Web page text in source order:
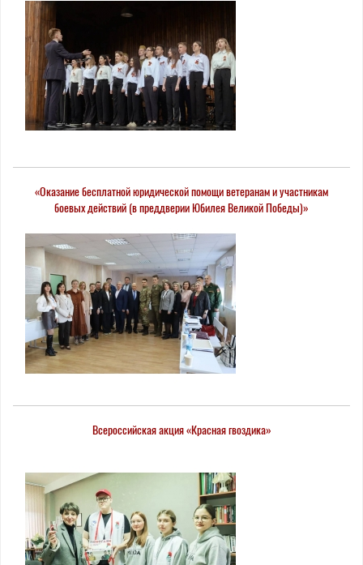
«Оказание бесплатной юридической помощи ветеранам и участникам
боевых действий (в преддверии Юбилея Великой Победы)»
Всероссийская акция «Красная гвоздика»